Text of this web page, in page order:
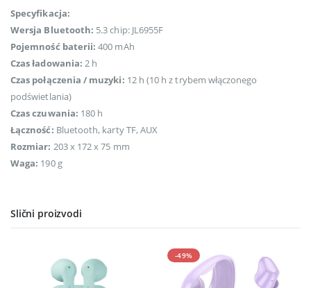
Specyfikacja:
Wersja Bluetooth: 5.3 chip: JL6955F
Pojemność baterii: 400 mAh
Czas ładowania: 2 h
Czas połączenia / muzyki: 12 h (10 h z trybem włączonego
podświetlania)
Czas czuwania: 180 h
Łączność: Bluetooth, karty TF, AUX
Rozmiar: 203 x 172 x 75 mm
Waga: 190 g
Slični proizvodi
-49%